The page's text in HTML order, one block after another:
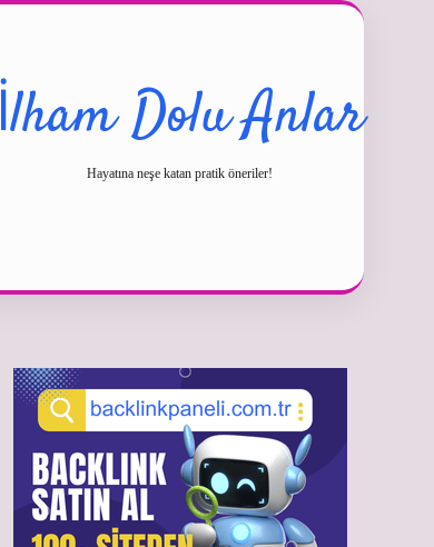
İlham Dolu Anlar
Hayatına neşe katan pratik öneriler!